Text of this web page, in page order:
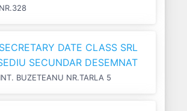
NR.328
SECRETARY DATE CLASS SRL
SECUNDAR DESEMNAT
INT. BUZETEANU NR.TARLA 5